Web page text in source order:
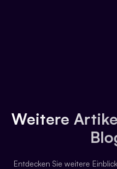
Weitere
Entdecken Sie weitere